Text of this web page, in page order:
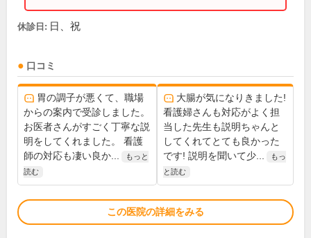
休診日: 日、祝
口コミ
胃の調子が悪くて、職場
からの案内で受診しました。
お医者さんがすごく丁寧な説
明をしてくれました。 看護
師の対応も凄い良か...
もっと
読む
大腸が気になりきました!
看護婦さんも対応がよく担
当した先生も説明ちゃんと
してくれてとても良かった
です! 説明を聞いて少...
もっ
と読む
この医院の詳細をみる